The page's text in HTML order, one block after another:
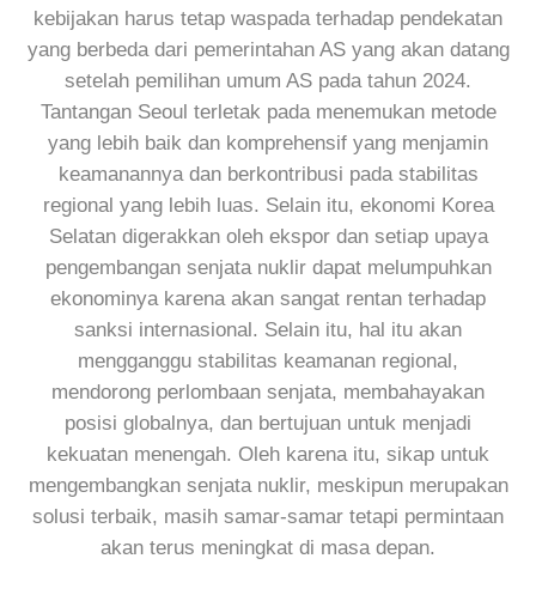
kebijakan harus tetap waspada terhadap pendekatan
yang berbeda dari pemerintahan AS yang akan datang
setelah pemilihan umum AS pada tahun 2024.
Tantangan Seoul terletak pada menemukan metode
yang lebih baik dan komprehensif yang menjamin
keamanannya dan berkontribusi pada stabilitas
regional yang lebih luas. Selain itu, ekonomi Korea
Selatan digerakkan oleh ekspor dan setiap upaya
pengembangan senjata nuklir dapat melumpuhkan
ekonominya karena akan sangat rentan terhadap
sanksi internasional. Selain itu, hal itu akan
mengganggu stabilitas keamanan regional,
mendorong perlombaan senjata, membahayakan
posisi globalnya, dan bertujuan untuk menjadi
kekuatan menengah. Oleh karena itu, sikap untuk
mengembangkan senjata nuklir, meskipun merupakan
solusi terbaik, masih samar-samar tetapi permintaan
akan terus meningkat di masa depan.